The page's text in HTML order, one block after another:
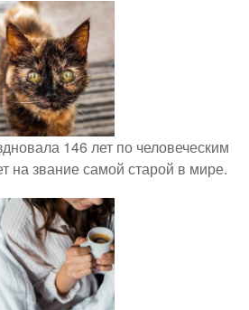
146 лет по человеческим
на звание самой старой в мире.